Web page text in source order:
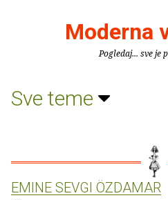
Moderna
Pogledaj... sve je
Sve teme
EMINE SEVGI ÖZDAMAR